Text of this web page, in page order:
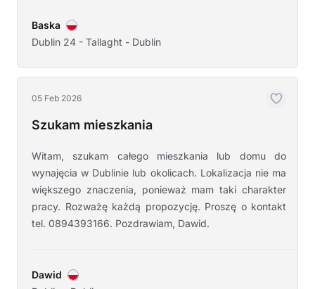
Baska
Dublin 24 - Tallaght - Dublin
05 Feb 2026
Szukam mieszkania
Witam, szukam całego mieszkania lub domu do
wynajęcia w Dublinie lub okolicach. Lokalizacja nie ma
większego znaczenia, ponieważ mam taki charakter
pracy. Rozważę każdą propozycję. Proszę o kontakt
tel. 0894393166. Pozdrawiam, Dawid.
Dawid